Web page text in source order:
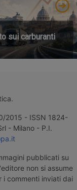
sui carburanti
2015 - ISSN 1824-
- Milano - P.I.
pubblicati su
non si assume
i commenti inviati dai